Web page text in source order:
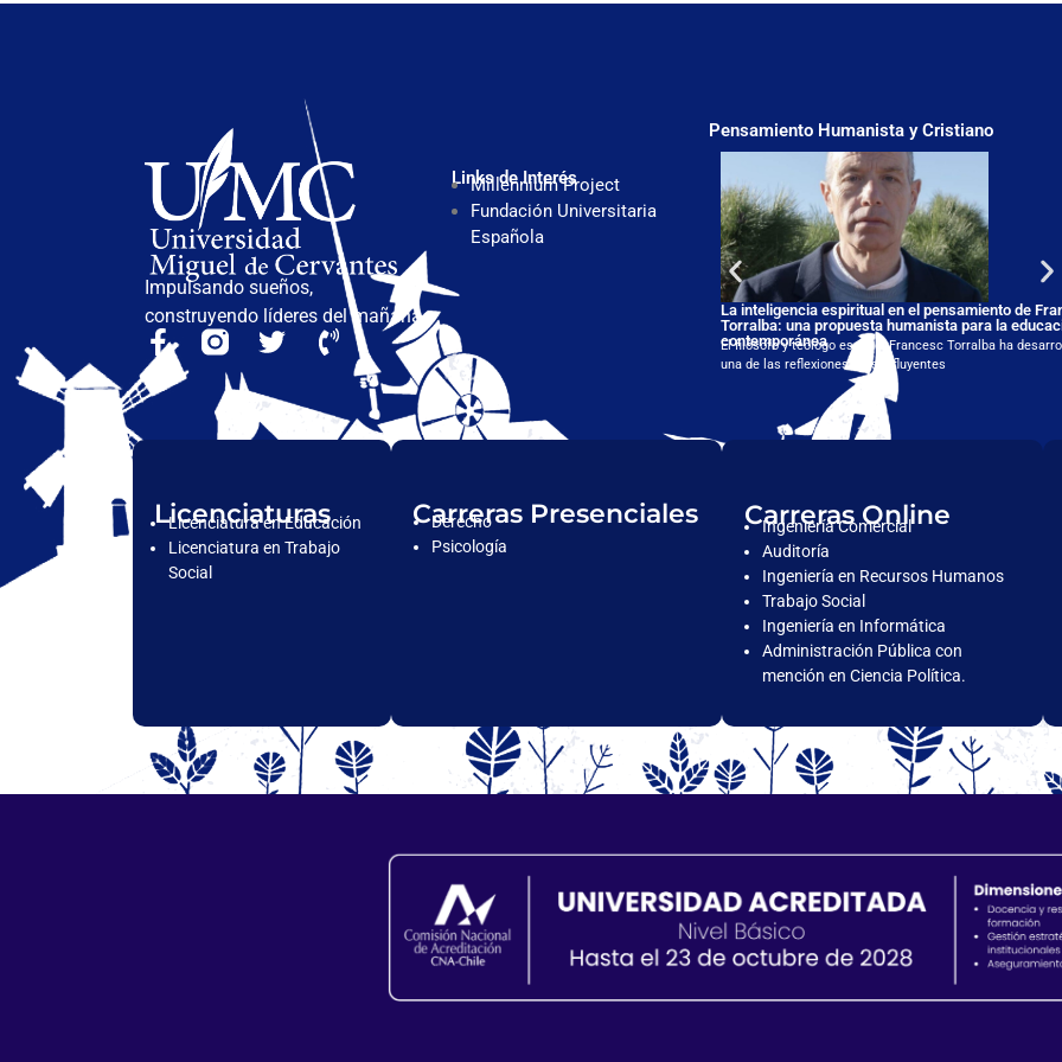
Impulsando sueños,
construyendo líderes del mañana.
Links de Interés
Millennium Project
Fundación Universitaria
Española
Pensamiento Humanista y Cristiano
La inteligencia espiritual en el pensamiento de
Torralba: una propuesta humanista para la
contemporánea
El filósofo y teólogo español Francesc Torralba ha
una de las reflexiones más influyentes
Licenciaturas
Licenciatura en Educación
Licenciatura en Trabajo
Social
Carreras Presenciales
Derecho
Psicología
Carreras Online
Ingeniería Comercial
Auditoría
Ingeniería en Recursos Humanos
Trabajo Social
Ingeniería en Informática
Administración Pública con
mención en Ciencia Política.